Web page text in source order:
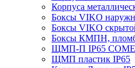
Корпуса
Боксы VIKO
Боксы VIKO
Боксы КМПН,
ЩМП-П IP65
ЩМП пластик IP65